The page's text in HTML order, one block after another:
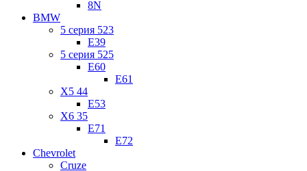
8N
BMW
5 серия 523
E39
5 серия 525
E60
E61
X5 44
E53
X6 35
E71
E72
Chevrolet
Cruze